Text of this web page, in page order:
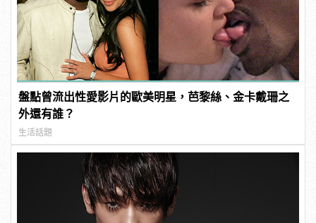
盤點曾流出性愛影片的歐美明星，芭黎絲、金卡戴珊之
外還有誰？
生活話題